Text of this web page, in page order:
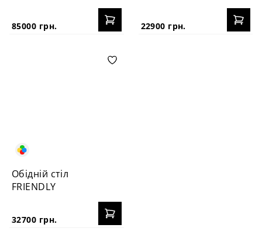
85000 грн. 22900 грн.
Обідній стіл
FRIENDLY
32700 грн.